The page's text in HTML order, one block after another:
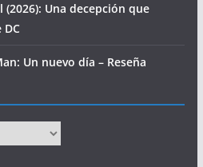
(2026): Una decepción que
Un nuevo día – Reseña